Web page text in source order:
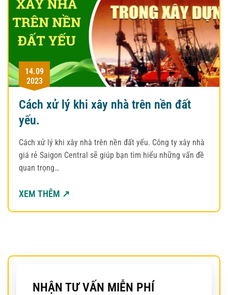
14.09
2023
Cách xử lý khi xây nhà trên nền đất
yếu.
Cách xử lý khi xây nhà trên nền đất yếu. Công ty xây nhà
giá rẻ Saigon Central sẽ giúp bạn tìm hiểu những vấn đề
quan trọng…
XEM THÊM ↗
NHẬN TƯ VẤN MIỄN PHÍ